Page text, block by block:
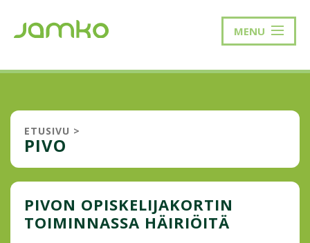
MENU
ETUSIVU >
PIVO
PIVON OPISKELIJAKORTIN
TOIMINNASSA HÄIRIÖITÄ